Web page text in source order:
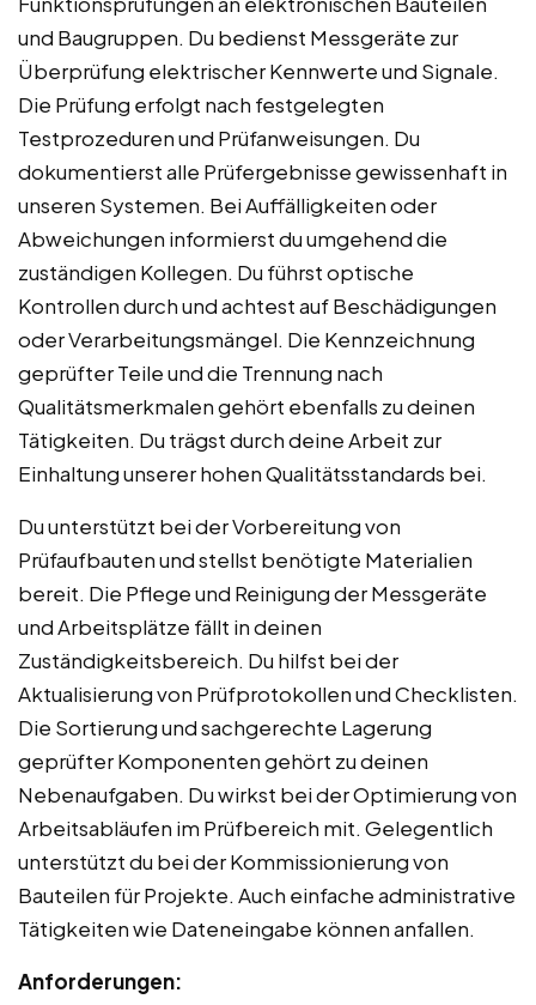
und Baugruppen. Du bedienst Messgeräte zur
Überprüfung elektrischer Kennwerte und Signale.
Die Prüfung erfolgt nach festgelegten
Testprozeduren und Prüfanweisungen. Du
dokumentierst alle Prüfergebnisse gewissenhaft in
unseren Systemen. Bei Auffälligkeiten oder
Abweichungen informierst du umgehend die
zuständigen Kollegen. Du führst optische
Kontrollen durch und achtest auf Beschädigungen
oder Verarbeitungsmängel. Die Kennzeichnung
geprüfter Teile und die Trennung nach
Qualitätsmerkmalen gehört ebenfalls zu deinen
Tätigkeiten. Du trägst durch deine Arbeit zur
Einhaltung unserer hohen Qualitätsstandards bei.
Du unterstützt bei der Vorbereitung von
Prüfaufbauten und stellst benötigte Materialien
bereit. Die Pflege und Reinigung der Messgeräte
und Arbeitsplätze fällt in deinen
Zuständigkeitsbereich. Du hilfst bei der
Aktualisierung von Prüfprotokollen und Checklisten.
Die Sortierung und sachgerechte Lagerung
geprüfter Komponenten gehört zu deinen
Nebenaufgaben. Du wirkst bei der Optimierung von
Arbeitsabläufen im Prüfbereich mit. Gelegentlich
unterstützt du bei der Kommissionierung von
Bauteilen für Projekte. Auch einfache administrative
Tätigkeiten wie Dateneingabe können anfallen.
Anforderungen: